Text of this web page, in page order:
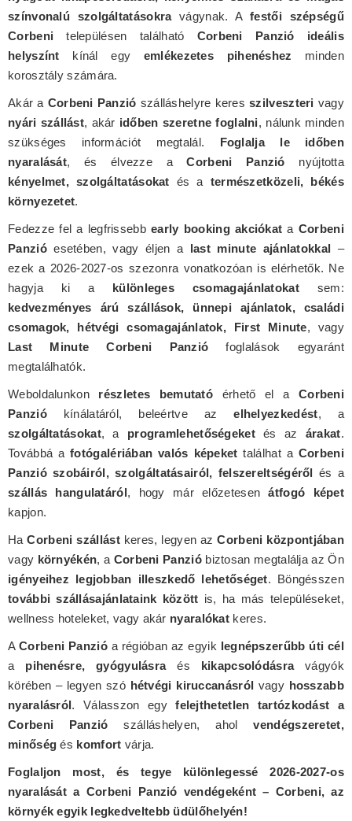
színvonalú szolgáltatásokravágynak. Afestői szépségű
Corbeni településen található Corbeni Panzió ideális
helyszínt kínál egy emlékezetes pihenéshez minden
korosztály számára.
Akár a Corbeni Panzió szálláshelyre keresszilveszteri vagy
nyári szállást, akár időben szeretne foglalni, nálunk minden
szükséges információt megtalál. Foglalja le időben
nyaralását, és élvezze aCorbeni Panzió nyújtotta
kényelmet, szolgáltatásokat és a természetközeli, békés
környezetet.
Fedezze fel a legfrissebbearly booking akciókat a Corbeni
Panzióesetében, vagy éljen a last minute ajánlatokkal –
ezek a 2026-2027-os szezonra vonatkozóan is elérhetők. Ne
hagyja ki a különleges csomagajánlatokat sem:
kedvezményes árú szállások, ünnepi ajánlatok, családi
csomagok, hétvégi csomagajánlatok, First Minute, vagy
Last Minute Corbeni Panzió foglalások egyaránt
megtalálhatók.
Weboldalunkon részletes bemutató érhető el a Corbeni
Panziókínálatáról, beleértve azelhelyezkedést, a
szolgáltatásokat, a programlehetőségeketés az árakat.
Továbbá afotógalériában valós képeket találhat a Corbeni
Panzió szobáiról, szolgáltatásairól, felszereltségéről és a
szállás hangulatáról, hogy már előzetesenátfogó képet
kapjon.
HaCorbeni szállástkeres, legyen azCorbeni központjában
vagy környékén, a Corbeni Panzióbiztosan megtalálja az Ön
igényeihez legjobban illeszkedő lehetőséget. Böngésszen
további szállásajánlataink között is, ha más településeket,
wellness hoteleket, vagy akár nyaralókat keres.
ACorbeni Panzióa régióban az egyik legnépszerűbb úti cél
a pihenésre, gyógyulásraés kikapcsolódásravágyók
körében – legyen szó hétvégi kiruccanásról vagy hosszabb
nyaralásról. Válasszon egyfelejthetetlen tartózkodást a
Corbeni Panzió szálláshelyen, aholvendégszeretet,
minőség és komfort várja.
Foglaljon most, és tegye különlegessé 2026-2027-os
nyaralását a Corbeni Panzió vendégeként – Corbeni, az
környék egyik legkedveltebb üdülőhelyén!